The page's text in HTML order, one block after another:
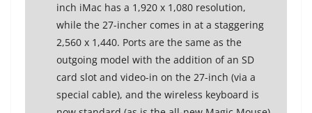
inch iMac has a 1,920 x 1,080 resolution,
while the 27-incher comes in at a staggering
2,560 x 1,440. Ports are the same as the
outgoing model with the addition of an SD
card slot and video-in on the 27-inch (via a
special cable), and the wireless keyboard is